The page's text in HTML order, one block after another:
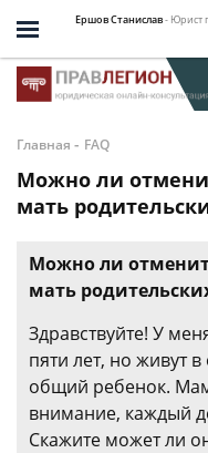
Ершов Станислав- Юрист
Главная - FAQ
Можно ли
мать
Можно ли
мать
Здравствуйте! У
пяти лет, но живут
общий ребенок.
внимание, каждый
Скажите может ли